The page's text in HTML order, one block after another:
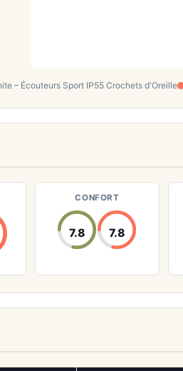
– Écouteurs Sport IP55 Crochets d'Oreille
CONFORT
7.8 7.8